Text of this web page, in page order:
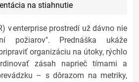
na stiahnutie
v enterprise prostredí už dávno nie
Prednáška ukáže
organizáciu na útoky, rýchlo
zásah naprieč tímami a
– s dôrazom na metriky,